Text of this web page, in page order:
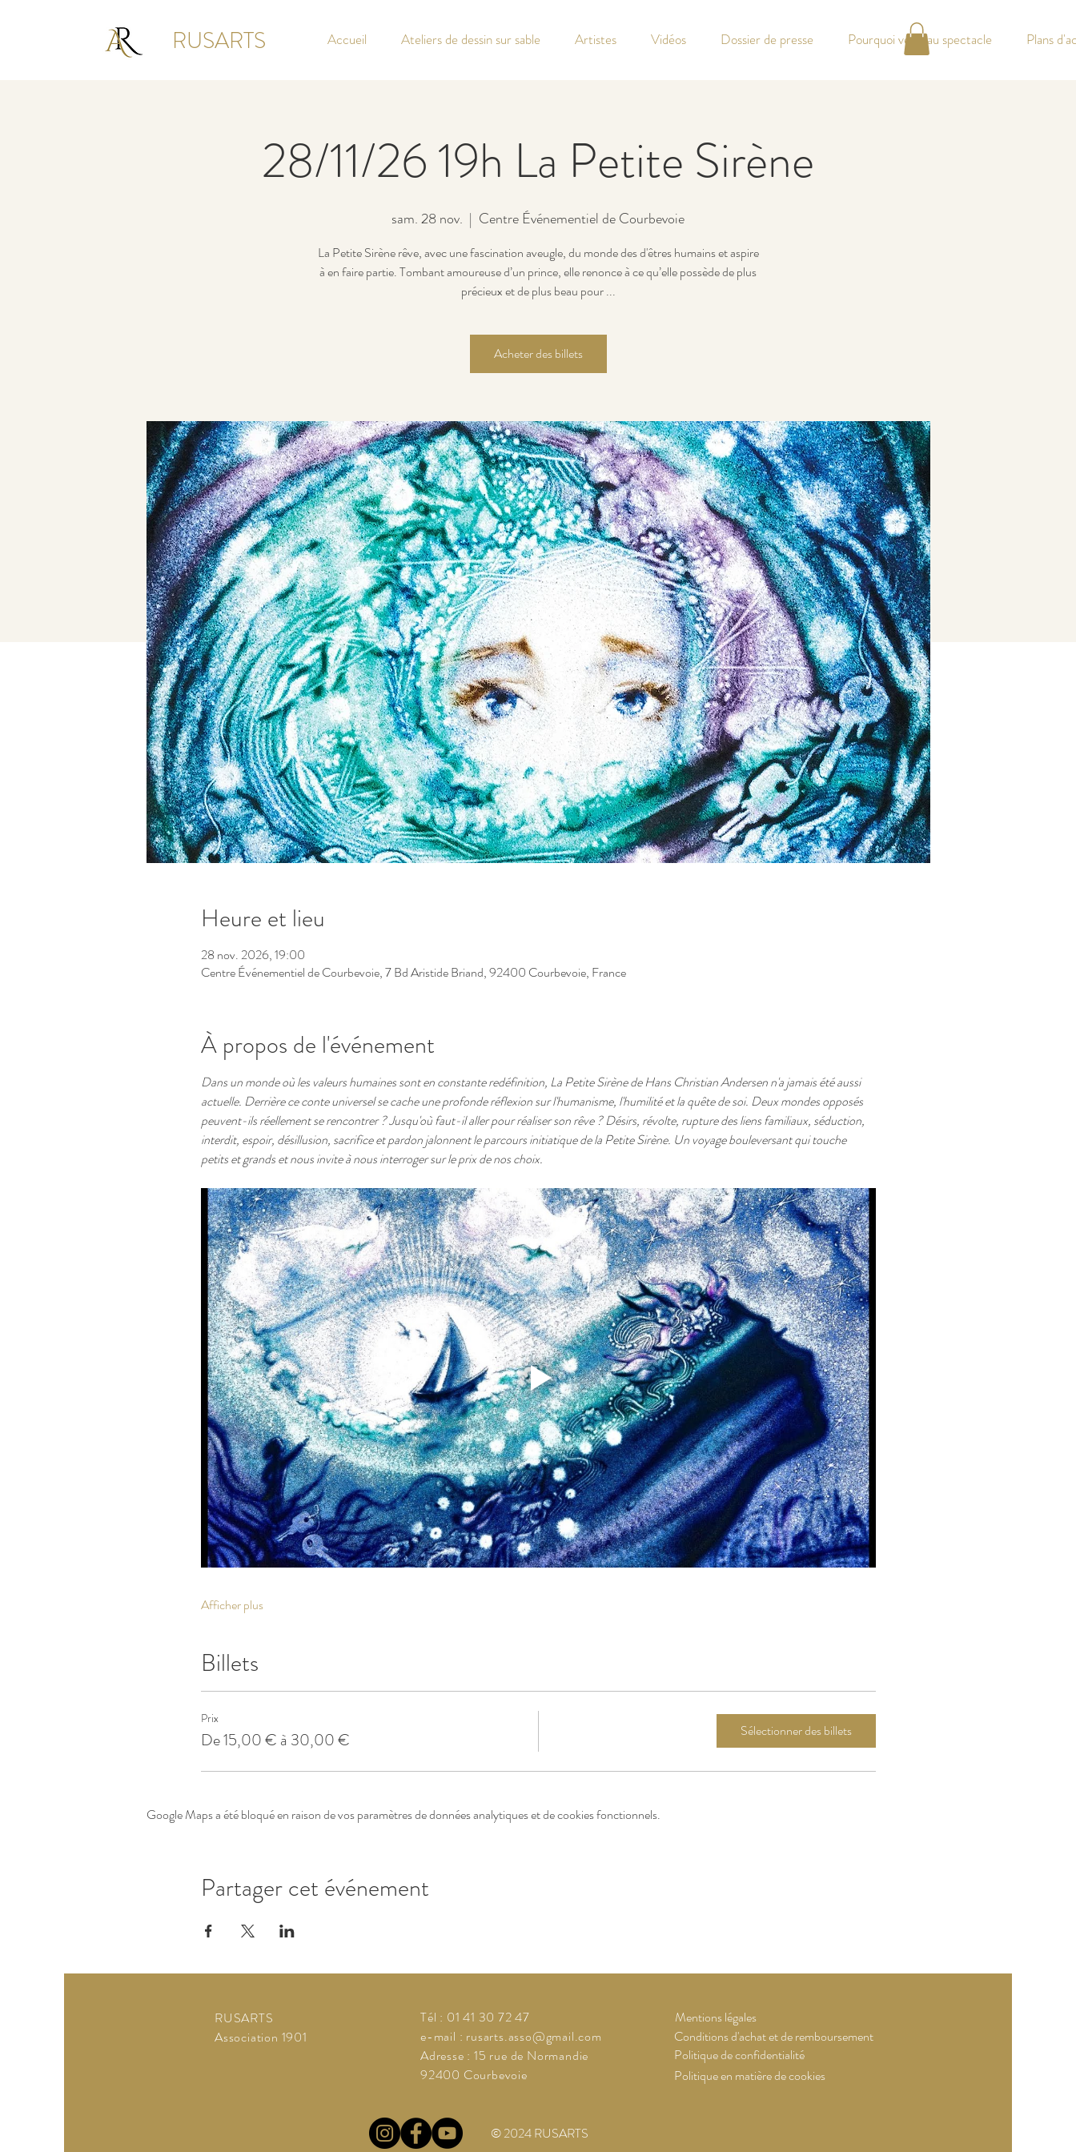
RUSARTS Accueil Ateliers de dessin sur sable Artistes Vidéos Dossier de presse Pourquoi venir au spectacle Plans
28/11/26 19h La Petite Sirène
sam. 28 nov.
  |
Centre Événementiel de Courbevoie
La Petite Sirène rêve, avec une fascination aveugle, du monde des d'êtres humains et aspire
à en faire partie. Tombant amoureuse d’un prince, elle renonce à ce qu’elle possède de plus
précieux et de plus beau pour ...
Acheter des billets
Heure et lieu
28 nov. 2026, 19:00
Centre Événementiel de Courbevoie, 7 Bd Aristide Briand, 92400 Courbevoie, France
À propos de l'événement
Dans un monde où les valeurs humaines sont en constante redéfinition, La Petite Sirène de Hans Christian Andersen n'a jamais été aussi
actuelle. Derrière ce conte universel se cache une profonde réflexion sur l'humanisme, l'humilité et la quête de soi. Deux mondes opposés
peuvent-ils réellement se rencontrer ? Jusqu'où faut-il aller pour réaliser son rêve ? Désirs, révolte, rupture des liens familiaux, séduction,
interdit, espoir, désillusion, sacrifice et pardon jalonnent le parcours initiatique de la Petite Sirène. Un voyage bouleversant qui touche
petits et grands et nous invite à nous interroger sur le prix de nos choix.
Afficher plus
Billets
Prix
De 15,00 € à 30,00 € Sélectionner des billets
Google Maps a été bloqué en raison de vos paramètres de données analytiques et de cookies fonctionnels.
Partager cet événement
RUSARTS
Association 1901
Tél : 01 41 30 72 47
e-mail : rusarts.asso@gmail.com
Adresse : 15 rue de Normandie
92400 Courbevoie
Mentions légales
Conditions d'achat et de remboursement
Politique de confidentialité
Politique en matière de cookies
© 2024 RUSARTS